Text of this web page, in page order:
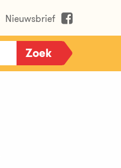
Nieuwsbrief